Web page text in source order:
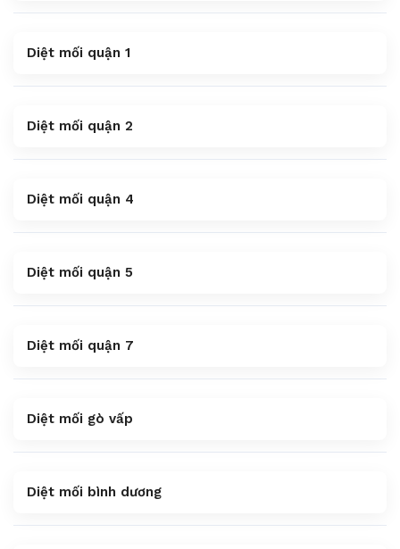
Diệt mối quận 1
Diệt mối quận 2
Diệt mối quận 4
Diệt mối quận 5
Diệt mối quận 7
Diệt mối gò vấp
Diệt mối bình dương